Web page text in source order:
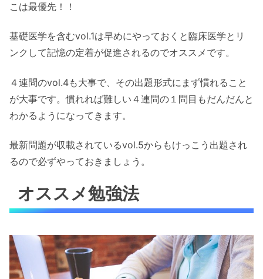
こは最優先！！
基礎医学を含むvol.1は早めにやっておくと臨床医学とリ
ンクして記憶の定着が促進されるのでオススメです。
４連問のvol.4も大事で、その出題形式にまず慣れること
が大事です。慣れれば難しい４連問の１問目もだんだんと
わかるようになってきます。
最新問題が収載されているvol.5からもけっこう出題され
るので必ずやっておきましょう。
オススメ勉強法